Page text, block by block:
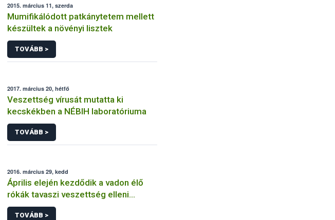
2015. március 11, szerda
Mumifikálódott patkánytetem mellett
készültek a növényi lisztek
TOVÁBB >
2017. március 20, hétfő
Veszettség vírusát mutatta ki
kecskékben a NÉBIH laboratóriuma
TOVÁBB >
2016. március 29, kedd
Április elején kezdődik a vadon élő
rókák tavaszi veszettség elleni
immunizálási kampánya
TOVÁBB >